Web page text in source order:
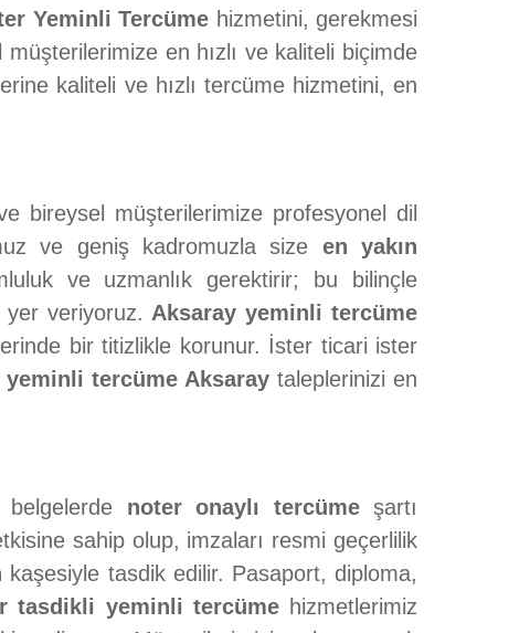
Yeminli Tercüme hizmetini, gerekmesi
en hızlı ve kaliteli biçimde
kaliteli ve hızlı tercüme hizmetini, en
bireysel müşterilerimize profesyonel dil
ve geniş kadromuzla size en yakın
ve uzmanlık gerektirir; bu bilinçle
yer veriyoruz. Aksaray yeminli tercüme
bir titizlikle korunur. İster ticari ister
yeminli tercüme Aksaray taleplerinizi en
noter onaylı tercümeşartı
sahip olup, imzaları resmi geçerlilik
kaşesiyle tasdik edilir. Pasaport, diploma,
tasdikli yeminli tercümehizmetlerimiz